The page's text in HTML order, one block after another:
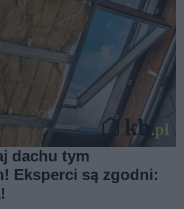
dachu tym
Eksperci są zgodni: